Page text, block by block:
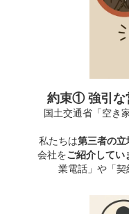
約束① 強引な
国土交通省「空き
私たちは第三者の立
会社をご紹介してい
業電話」や「契